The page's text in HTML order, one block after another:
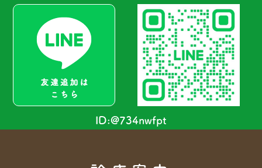
ID:@734nwfpt